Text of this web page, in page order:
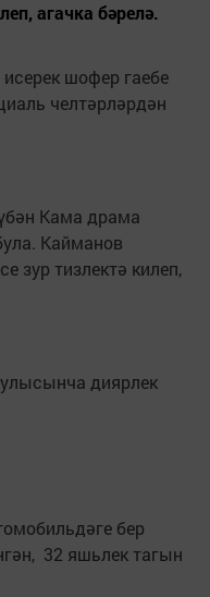
агачка бәрелә.
шофер гаебе
челтәрләрдән
Кама драма
Кайманов
зур тизлектә килеп,
диярлек
бер
32 яшьлек тагын